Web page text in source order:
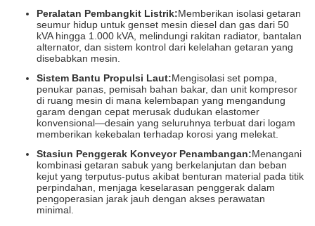
Peralatan Pembangkit Listrik:Memberikan isolasi getaran
seumur hidup untuk genset mesin diesel dan gas dari 50
kVA hingga 1.000 kVA, melindungi rakitan radiator, bantalan
alternator, dan sistem kontrol dari kelelahan getaran yang
disebabkan mesin.
Sistem Bantu Propulsi Laut:Mengisolasi set pompa,
penukar panas, pemisah bahan bakar, dan unit kompresor
di ruang mesin di mana kelembapan yang mengandung
garam dengan cepat merusak dudukan elastomer
konvensional—desain yang seluruhnya terbuat dari logam
memberikan kekebalan terhadap korosi yang melekat.
Stasiun Penggerak Konveyor Penambangan:Menangani
kombinasi getaran sabuk yang berkelanjutan dan beban
kejut yang terputus-putus akibat benturan material pada titik
perpindahan, menjaga keselarasan penggerak dalam
pengoperasian jarak jauh dengan akses perawatan
minimal.